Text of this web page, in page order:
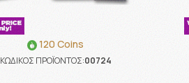
120 Coins
ΚΩΔΙΚΟΣ ΠΡΟΪΟΝΤΟΣ:00724